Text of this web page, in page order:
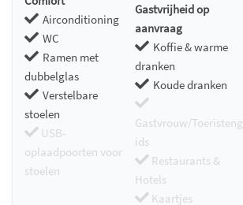
Airconditioning
WC
Ramen met
dubbelglas
Verstelbare
stoelen
USB-
oplaadpoorten voor
stoelen
Gastvrijheid op
aanvraag
Koffie & warme
dranken
Koude dranken
Gastvrouw/Toeristeng
ids
Restaurants &
Hotels
Kaartjes